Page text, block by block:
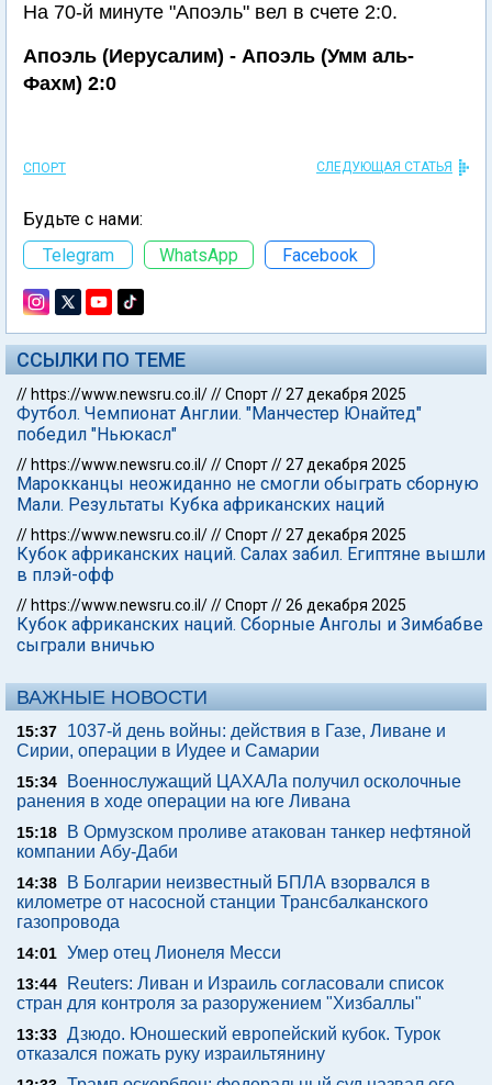
На 70-й минуте "Апоэль" вел в счете 2:0.
Апоэль (Иерусалим) - Апоэль (Умм аль-
Фахм) 2:0
СПОРТ СЛЕДУЮЩАЯ СТАТЬЯ
Будьте с нами:
Telegram
WhatsApp Facebook
ССЫЛКИ ПО ТЕМЕ
// https://www.newsru.co.il///Спорт//27 декабря 2025
Футбол. Чемпионат Англии. "Манчестер Юнайтед"
победил "Ньюкасл"
// https://www.newsru.co.il///Спорт//27 декабря 2025
Марокканцы неожиданно не смогли обыграть сборную
Мали. Результаты Кубка африканских наций
// https://www.newsru.co.il///Спорт//27 декабря 2025
Кубок африканских наций. Салах забил. Египтяне вышли
в плэй-офф
// https://www.newsru.co.il///Спорт//26 декабря 2025
Кубок африканских наций. Сборные Анголы и Зимбабве
сыграли вничью
ВАЖНЫЕ НОВОСТИ
15:37
1037-й день войны: действия в Газе, Ливане и
Сирии, операции в Иудее и Самарии
15:34
Военнослужащий ЦАХАЛа получил осколочные
ранения в ходе операции на юге Ливана
15:18
В Ормузском проливе атакован танкер нефтяной
компании Абу-Даби
14:38
В Болгарии неизвестный БПЛА взорвался в
километре от насосной станции Трансбалканского
газопровода
14:01 Умер отец Лионеля Месси
13:44
Reuters: Ливан и Израиль согласовали список
стран для контроля за разоружением "Хизбаллы"
13:33 Дзюдо. Юношеский европейский кубок. Турок
отказался пожать руку израильтянину